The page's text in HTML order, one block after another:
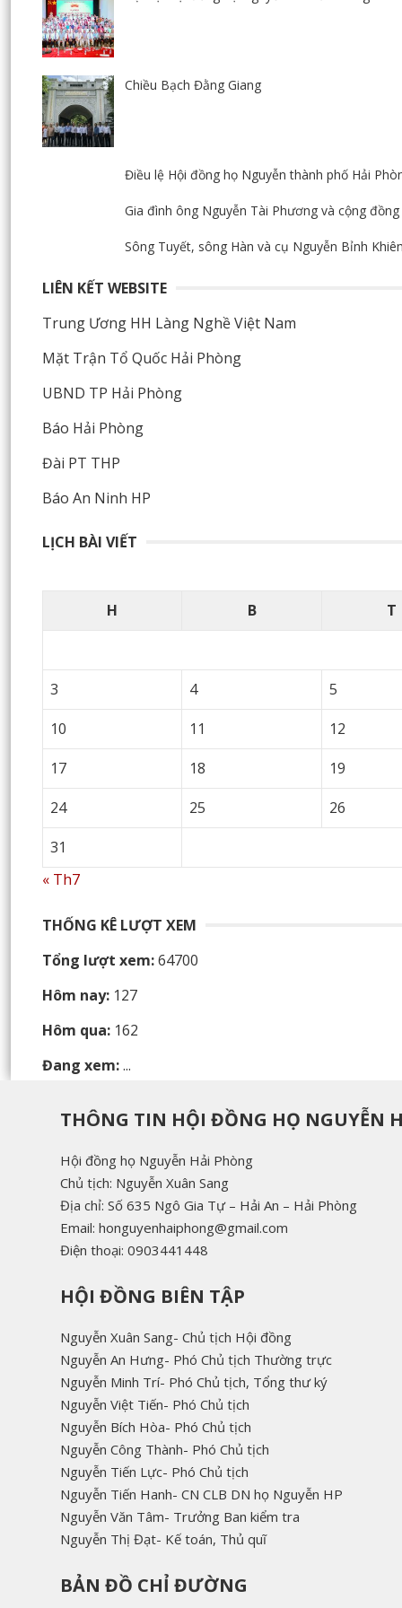
Chiều Bạch Đằng Giang
Điều lệ Hội đồng họ Nguyễn thành phố Hải
Gia đình ông Nguyễn Tài Phương và cộng
Sông Tuyết, sông Hàn và cụ Nguyễn Bỉnh
LIÊN KẾT WEBSITE
Trung Ương HH Làng Nghề Việt Nam
Mặt Trận Tổ Quốc Hải Phòng
UBND TP Hải Phòng
Báo Hải Phòng
Đài PT THP
Báo An Ninh HP
LỊCH BÀI VIẾT
H B T
3 4
5
10
11
12
17
18
19
24
25
26
31
« Th7
THỐNG KÊ LƯỢT XEM
Tổng lượt xem:64700
Hôm nay: 127
Hôm qua: 162
Đang xem:...
THÔNG TIN HỘI ĐỒNG HỌ NGUYỄN
Hội đồng họ Nguyễn Hải Phòng
Chủ tịch: Nguyễn Xuân Sang
Địa chỉ: Số 635 Ngô Gia Tự – Hải An – Hải Phòng
Email: honguyenhaiphong@gmail.com
Điện thoại: 0903441448
HỘI ĐỒNG BIÊN TẬP
Nguyễn Xuân Sang- Chủ tịch Hội đồng
Nguyễn An Hưng- Phó Chủ tịch Thường trực
Nguyễn Minh Trí- Phó Chủ tịch, Tổng thư ký
Nguyễn Việt Tiến- Phó Chủ tịch
Nguyễn Bích Hòa- Phó Chủ tịch
Nguyễn Công Thành- Phó Chủ tịch
Nguyễn Tiến Lực- Phó Chủ tịch
Nguyễn Tiến Hanh- CN CLB DN họ Nguyễn HP
Nguyễn Văn Tâm- Trưởng Ban kiểm tra
Nguyễn Thị Đạt- Kế toán, Thủ quĩ
BẢN ĐỒ CHỈ ĐƯỜNG